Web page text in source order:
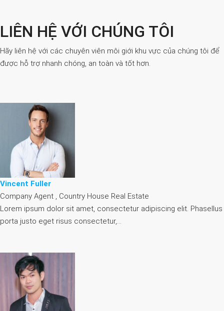
LIÊN HỆ VỚI CHÚNG TÔI
Hãy liên hệ với các chuyên viên môi giới khu vực của chúng tôi để
được hỗ trợ nhanh chóng, an toàn và tốt hơn.
Vincent Fuller
Company Agent , Country House Real Estate
Lorem ipsum dolor sit amet, consectetur adipiscing elit. Phasellus
porta justo eget risus consectetur,…